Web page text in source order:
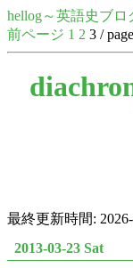
hellog～英語史ブロ
前ページ 1 2 3 /
最終更新時間:
2013-03-23 Sat